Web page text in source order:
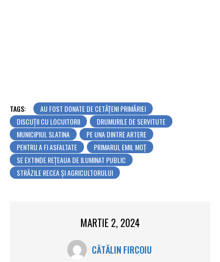
TAGS:
AU FOST DONATE DE CETĂȚENI PRIMĂRIEI
DISCUȚII CU LOCUITORII
DRUMURILE DE SERVITUTE
MUNICIPIUL SLATINA
PE UNA DINTRE ARTERE
PENTRU A FI ASFALTATE
PRIMARUL EMIL MOȚ
SE EXTINDE REȚEAUA DE ILUMINAT PUBLIC
STRĂZILE RECEA ȘI AGRICULTORULUI
MARTIE 2, 2024
CĂTĂLIN FIRCOIU